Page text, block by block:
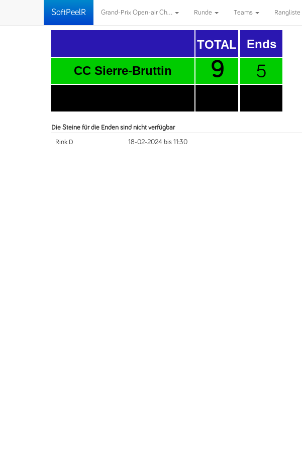
SoftPeelR Grand-Prix Open-air Ch... Runde Teams Rangliste
CC Sierre-Bruttin
TOTAL
9
Ends
5
Die Steine für die Enden sind nicht verfügbar
Rink D 18-02-2024 bis 11:30